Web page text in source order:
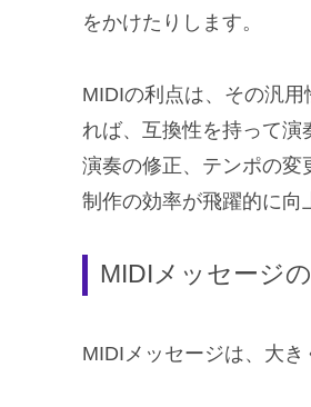
をかけたりします。
MIDIの利点は、その汎
れば、互換性を持って演
演奏の修正、テンポの変
制作の効率が飛躍的に向
MIDIメッセージ
MIDIメッセージは、大き